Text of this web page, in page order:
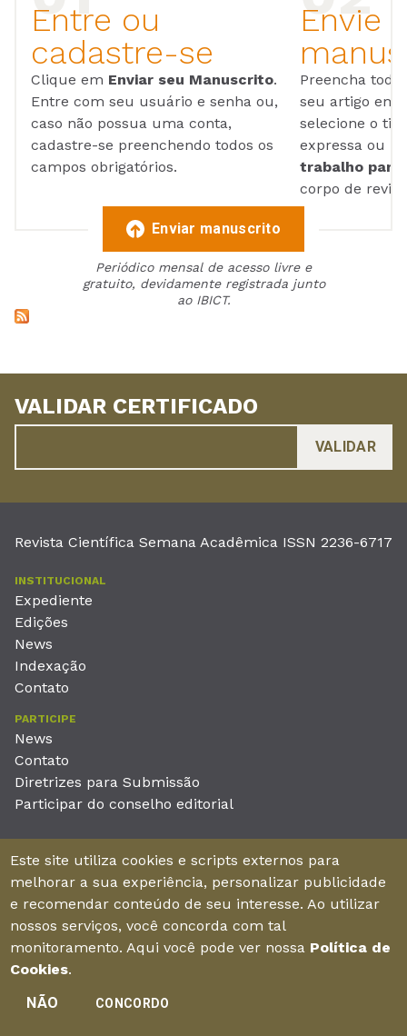
Entre ou
cadastre-se
Clique em Enviar seu Manuscrito.
Entre com seu usuário e senha ou,
caso não possua uma conta,
cadastre-se preenchendo todos os
campos obrigatórios.
Envie
Preencha
seu artigo em
selecione o
expressa ou
trabalho para
corpo de
Enviar manuscrito
Periódico mensal de acesso livre e
gratuito, devidamente registrada junto
ao IBICT.
VALIDAR CERTIFICADO
Revista Científica Semana Acadêmica ISSN 2236-6717
INSTITUCIONAL
Expediente
Edições
News
Indexação
Contato
PARTICIPE
News
Contato
Diretrizes para Submissão
Participar do conselho editorial
Unieducar Inteligência Educacional Ltda
CNPJ: 05.569.970/0001-26
Av. Desembargador Moreira, No. 2001 – 11º andar - Bairro
Aldeota
Fortaleza – Ceará - Brasil - CEP 60170-001
Enviar manuscrito
Este site utiliza cookies e scripts externos para
melhorar a sua experiência, personalizar publicidade
e recomendar conteúdo de seu interesse. Ao utilizar
nossos serviços, você concorda com tal
monitoramento. Aqui você pode ver nossa Política de
Cookies.
NÃO
CONCORDO